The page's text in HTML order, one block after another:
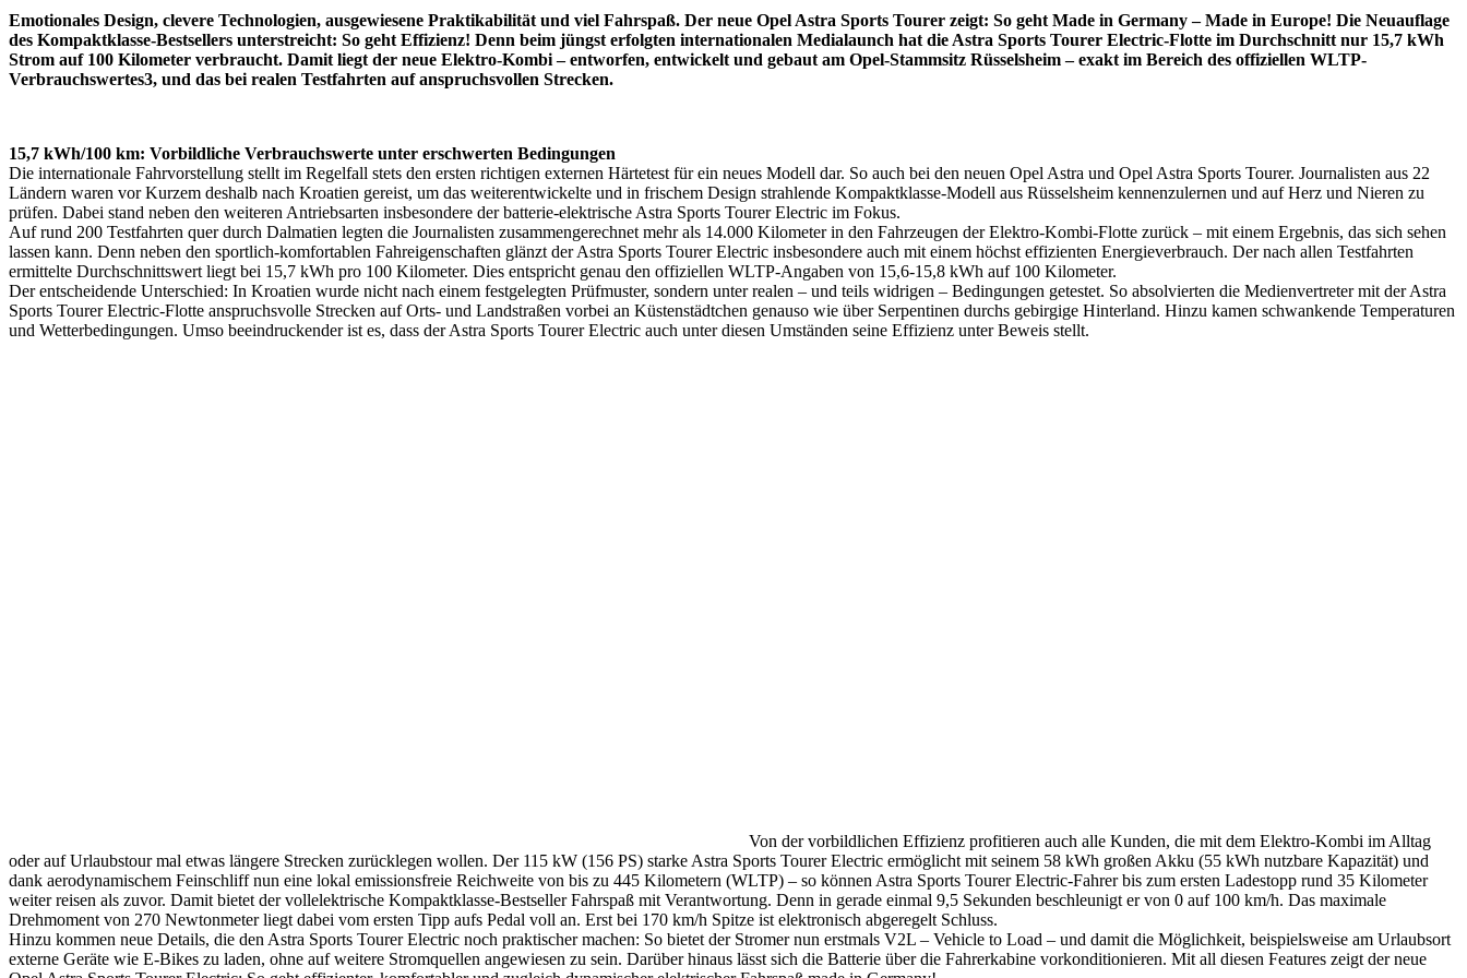
Emotionales Design, clevere Technologien, ausgewiesene Praktikabilität und viel Fahrspaß. Der neue Opel Astra Sports Tourer zeigt: So geht Made in Germany – Made in Europe! Die Neuauflage
des Kompaktklasse-Bestsellers unterstreicht: So geht Effizienz! Denn beim jüngst erfolgten internationalen Medialaunch hat die Astra Sports Tourer Electric-Flotte im Durchschnitt nur 15,7 kWh
Strom auf 100 Kilometer verbraucht. Damit liegt der neue Elektro-Kombi – entworfen, entwickelt und gebaut am Opel-Stammsitz Rüsselsheim – exakt im Bereich des offiziellen WLTP-
Verbrauchswertes3, und das bei realen Testfahrten auf anspruchsvollen Strecken.
15,7 kWh/100 km: Vorbildliche Verbrauchswerte unter erschwerten Bedingungen
Die internationale Fahrvorstellung stellt im Regelfall stets den ersten richtigen externen Härtetest für ein neues Modell dar. So auch bei den neuen Opel Astra und Opel Astra Sports Tourer. Journalisten aus 22
Ländern waren vor Kurzem deshalb nach Kroatien gereist, um das weiterentwickelte und in frischem Design strahlende Kompaktklasse-Modell aus Rüsselsheim kennenzulernen und auf Herz und Nieren zu
prüfen. Dabei stand neben den weiteren Antriebsarten insbesondere der batterie-elektrische Astra Sports Tourer Electric im Fokus.
Auf rund 200 Testfahrten quer durch Dalmatien legten die Journalisten zusammengerechnet mehr als 14.000 Kilometer in den Fahrzeugen der Elektro-Kombi-Flotte zurück – mit einem Ergebnis, das sich sehen
lassen kann. Denn neben den sportlich-komfortablen Fahreigenschaften glänzt der Astra Sports Tourer Electric insbesondere auch mit einem höchst effizienten Energieverbrauch. Der nach allen Testfahrten
ermittelte Durchschnittswert liegt bei 15,7 kWh pro 100 Kilometer. Dies entspricht genau den offiziellen WLTP-Angaben von 15,6-15,8 kWh auf 100 Kilometer.
Der entscheidende Unterschied: In Kroatien wurde nicht nach einem festgelegten Prüfmuster, sondern unter realen – und teils widrigen – Bedingungen getestet. So absolvierten die Medienvertreter mit der Astra
Sports Tourer Electric-Flotte anspruchsvolle Strecken auf Orts- und Landstraßen vorbei an Küstenstädtchen genauso wie über Serpentinen durchs gebirgige Hinterland. Hinzu kamen schwankende Temperaturen
und Wetterbedingungen. Umso beeindruckender ist es, dass der Astra Sports Tourer Electric auch unter diesen Umständen seine Effizienz unter Beweis stellt.
Von der vorbildlichen Effizienz profitieren auch alle Kunden, die mit dem Elektro-Kombi im Alltag
oder auf Urlaubstour mal etwas längere Strecken zurücklegen wollen. Der 115 kW (156 PS) starke Astra Sports Tourer Electric ermöglicht mit seinem 58 kWh großen Akku (55 kWh nutzbare Kapazität) und
dank aerodynamischem Feinschliff nun eine lokal emissionsfreie Reichweite von bis zu 445 Kilometern (WLTP) – so können Astra Sports Tourer Electric-Fahrer bis zum ersten Ladestopp rund 35 Kilometer
weiter reisen als zuvor. Damit bietet der vollelektrische Kompaktklasse-Bestseller Fahrspaß mit Verantwortung. Denn in gerade einmal 9,5 Sekunden beschleunigt er von 0 auf 100 km/h. Das maximale
Drehmoment von 270 Newtonmeter liegt dabei vom ersten Tipp aufs Pedal voll an. Erst bei 170 km/h Spitze ist elektronisch abgeregelt Schluss.
Hinzu kommen neue Details, die den Astra Sports Tourer Electric noch praktischer machen: So bietet der Stromer nun erstmals V2L – Vehicle to Load – und damit die Möglichkeit, beispielsweise am Urlaubsort
externe Geräte wie E-Bikes zu laden, ohne auf weitere Stromquellen angewiesen zu sein. Darüber hinaus lässt sich die Batterie über die Fahrerkabine vorkonditionieren. Mit all diesen Features zeigt der neue